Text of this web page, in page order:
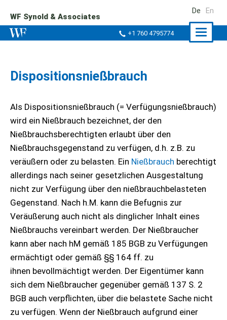
WF Synold & Associates
+1 760 4795774
De En
Dispositionsnießbrauch
Als Dispositionsnießbrauch (= Verfügungsnießbrauch)
wird ein Nießbrauch bezeichnet, der den
Nießbrauchsberechtigten erlaubt über den
Nießbrauchsgegenstand zu verfügen, d.h. z.B. zu
veräußern oder zu belasten. Ein Nießbrauch berechtigt
allerdings nach seiner gesetzlichen Ausgestaltung
nicht zur Verfügung über den nießbrauchbelasteten
Gegenstand. Nach h.M. kann die Befugnis zur
Veräußerung auch nicht als dinglicher Inhalt eines
Nießbrauchs vereinbart werden. Der Nießbraucher
kann aber nach hM gemäß 185 BGB zu Verfügungen
ermächtigt oder gemäß §§ 164 ff. zu
ihnen bevollmächtigt werden. Der Eigentümer kann
sich dem Nießbraucher gegenüber gemäß 137 S. 2
BGB auch verpflichten, über die belastete Sache nicht
zu verfügen. Wenn der Nießbrauch aufgrund einer